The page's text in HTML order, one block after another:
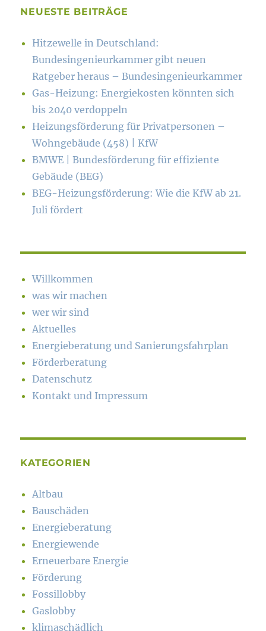
NEUESTE BEITRÄGE
Hitzewelle in Deutschland:
Bundesingenieurkammer gibt neuen
Ratgeber heraus – Bundesingenieurkammer
Gas-Heizung: Energiekosten könn­ten sich
bis 2040 verdoppeln
Heizungsförderung für Privatpersonen –
Wohngebäude (458) | KfW
BMWE | Bundesförderung für effiziente
Gebäude (BEG)
BEG-Heizungsförderung: Wie die KfW ab 21.
Juli fördert
Willkommen
was wir machen
wer wir sind
Aktuelles
Energieberatung und Sanierungsfahrplan
Förderberatung
Datenschutz
Kontakt und Impressum
KATEGORIEN
Altbau
Bauschäden
Energieberatung
Energiewende
Erneuerbare Energie
Förderung
Fossillobby
Gaslobby
klimaschädlich